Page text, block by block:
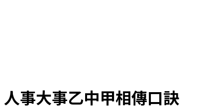
人事大事乙中甲相傳口訣